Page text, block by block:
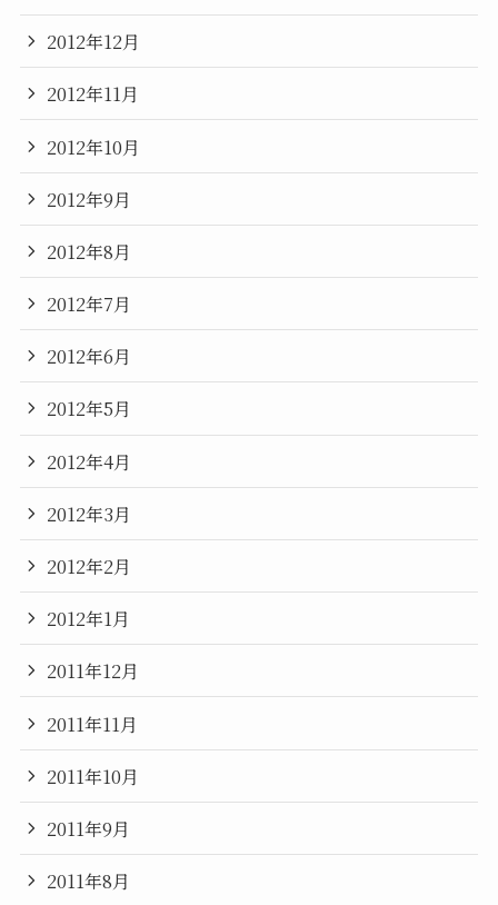
2012年12月
2012年11月
2012年10月
2012年9月
2012年8月
2012年7月
2012年6月
2012年5月
2012年4月
2012年3月
2012年2月
2012年1月
2011年12月
2011年11月
2011年10月
2011年9月
2011年8月